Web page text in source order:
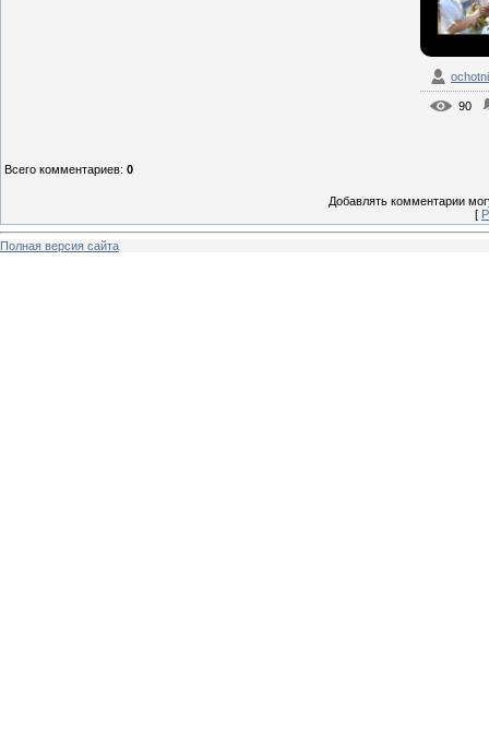
90
Всего комментариев: 0
Добавлять комментарии
[
Полная версия сайта